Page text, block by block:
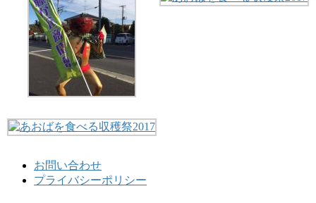
お問い合わせ
プライバシーポリシー